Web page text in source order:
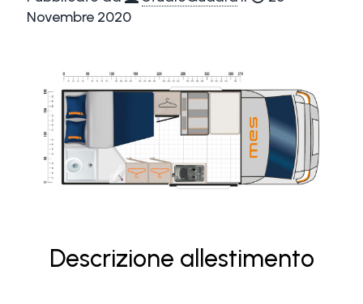
Novembre 2020
Descrizione allestimento